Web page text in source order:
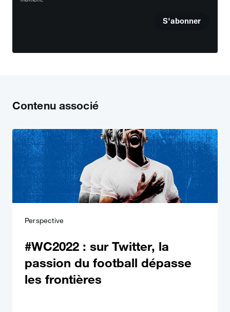
S'abonner
Contenu associé
Perspective
#WC2022 : sur Twitter, la
passion du football dépasse
les frontières